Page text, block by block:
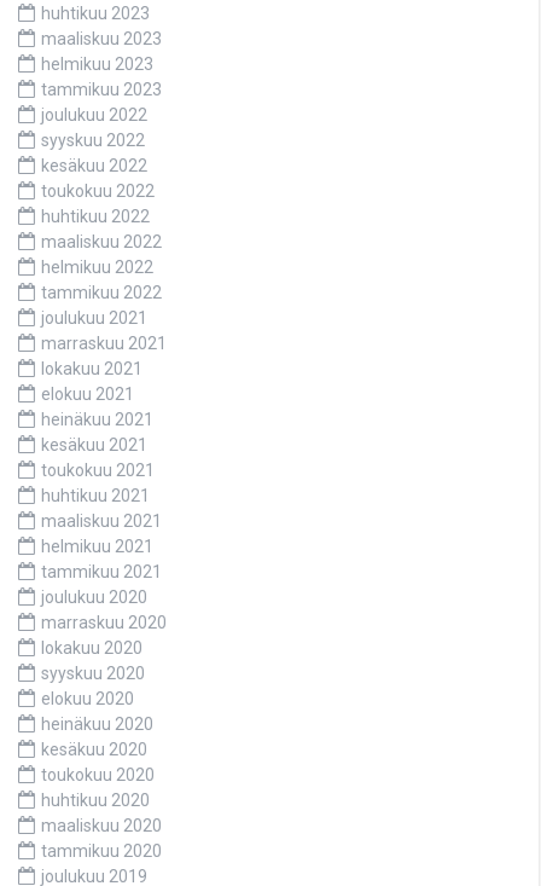
huhtikuu 2023
maaliskuu 2023
helmikuu 2023
tammikuu 2023
joulukuu 2022
syyskuu 2022
kesäkuu 2022
toukokuu 2022
huhtikuu 2022
maaliskuu 2022
helmikuu 2022
tammikuu 2022
joulukuu 2021
marraskuu 2021
lokakuu 2021
elokuu 2021
heinäkuu 2021
kesäkuu 2021
toukokuu 2021
huhtikuu 2021
maaliskuu 2021
helmikuu 2021
tammikuu 2021
joulukuu 2020
marraskuu 2020
lokakuu 2020
syyskuu 2020
elokuu 2020
heinäkuu 2020
kesäkuu 2020
toukokuu 2020
huhtikuu 2020
maaliskuu 2020
tammikuu 2020
joulukuu 2019